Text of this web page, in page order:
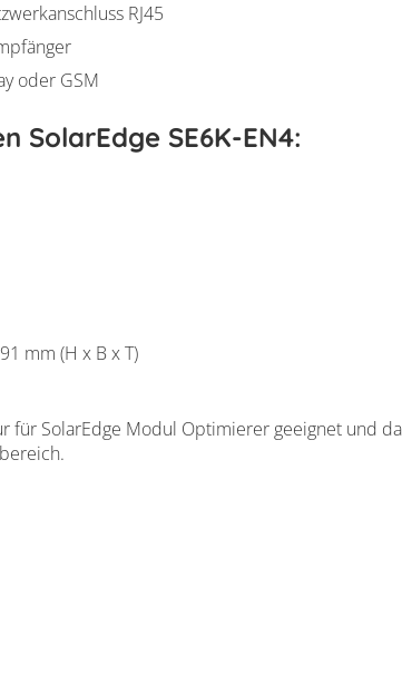
RJ45
oder GSM
SolarEdge SE6K-EN4:
mm (H x B x T)
für SolarEdge Modul Optimierer geeignet